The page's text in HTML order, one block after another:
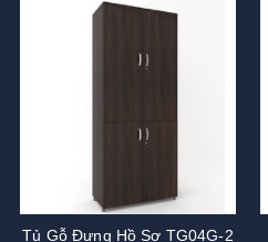
Tủ Gỗ Đựng Hồ Sơ TG04G-2